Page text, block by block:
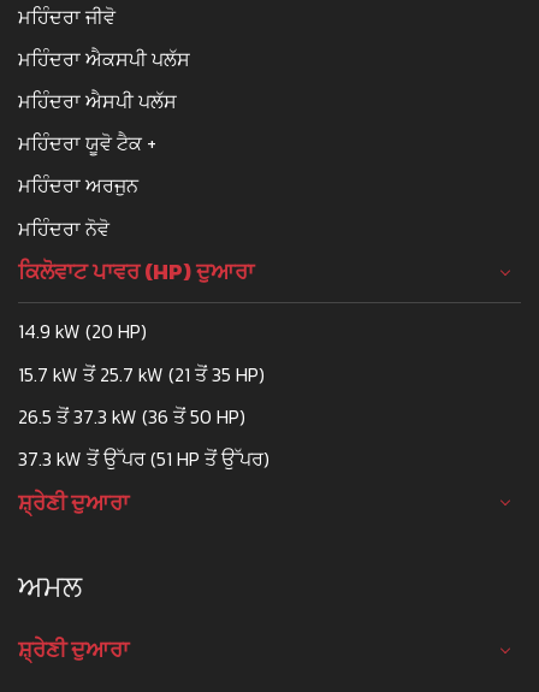
ਮਹਿੰਦਰਾ ਜੀਵੋ
ਮਹਿੰਦਰਾ ਐਕਸਪੀ ਪਲੱਸ
ਮਹਿੰਦਰਾ ਐਸਪੀ ਪਲੱਸ
ਮਹਿੰਦਰਾ ਯੂਵੋ ਟੈਕ +
ਮਹਿੰਦਰਾ ਅਰਜੁਨ
ਮਹਿੰਦਰਾ ਨੋਵੋ
ਕਿਲੋਵਾਟ ਪਾਵਰ (HP) ਦੁਆਰਾ
14.9 kW (20 HP)
15.7 kW ਤੋਂ 25.7 kW (21 ਤੋਂ 35 HP)
26.5 ਤੋਂ 37.3 kW (36 ਤੋਂ 50 HP)
37.3 kW ਤੋਂ ਉੱਪਰ (51 HP ਤੋਂ ਉੱਪਰ)
ਸ਼੍ਰੇਣੀ ਦੁਆਰਾ
ਅਮਲ
ਸ਼੍ਰੇਣੀ ਦੁਆਰਾ